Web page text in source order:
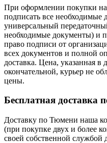
При оформлении покупки
подписать все необходимые
универсальный
необходимые документы) и
право подписи от
всех документов и полной
доставка. Цена, указанная в
окончательной, курьер не
цены.
Бесплатная доставка
Доставку по Тюмени наша
(при покупке двух и более
своей собственной службой